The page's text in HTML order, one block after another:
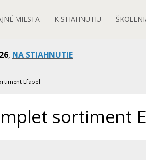
MIESTA K STIAHNUTIU
, NA STIAHNUTIE
Efapel
sortiment